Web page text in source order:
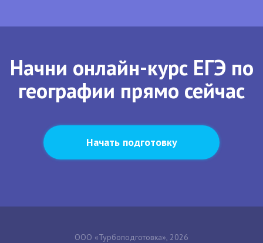
Начни онлайн-курс ЕГЭ по
географии прямо сейчас
Начать подготовку
ООО «Турбоподготовка», 2026